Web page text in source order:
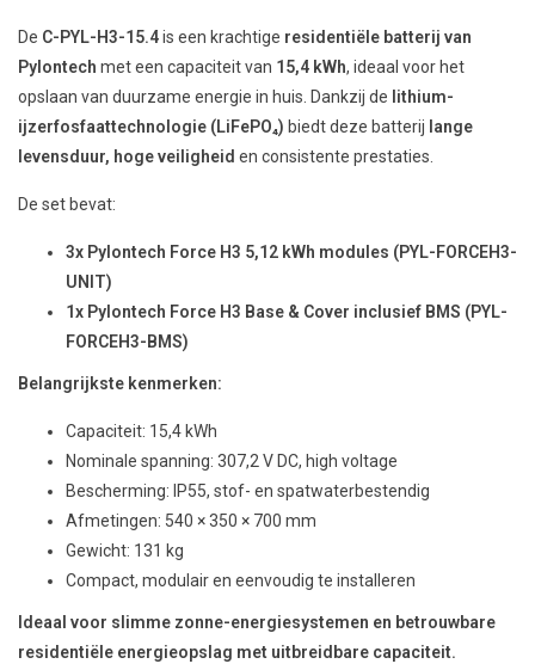
De C-PYL-H3-15.4is een krachtige residentiële batterij van
Pylontech met een capaciteit van 15,4 kWh, ideaal voor het
opslaan van duurzame energie in huis. Dankzij de lithium-
ijzerfosfaattechnologie (LiFePO₄) biedt deze batterij lange
levensduur, hoge veiligheid en consistente prestaties.
De set bevat:
3x Pylontech Force H3 5,12 kWh modules (PYL-FORCEH3-
UNIT)
1x Pylontech Force H3 Base & Cover inclusief BMS (PYL-
FORCEH3-BMS)
Belangrijkste kenmerken:
Capaciteit: 15,4 kWh
Nominale spanning: 307,2 V DC, high voltage
Bescherming: IP55, stof- en spatwaterbestendig
Afmetingen: 540 × 350 × 700 mm
Gewicht: 131 kg
Compact, modulair en eenvoudig te installeren
Ideaal voor slimme zonne-energiesystemen en betrouwbare
residentiële energieopslag met uitbreidbare capaciteit.